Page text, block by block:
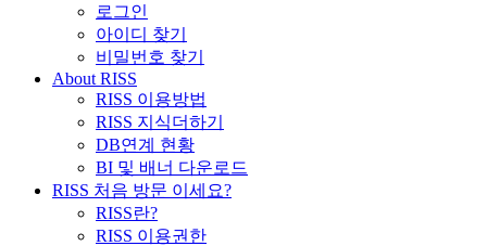
로그인
아이디 찾기
비밀번호 찾기
About RISS
RISS 이용방법
RISS 지식더하기
DB연계 현황
BI 및 배너 다운로드
RISS 처음 방문 이세요?
RISS란?
RISS 이용권한